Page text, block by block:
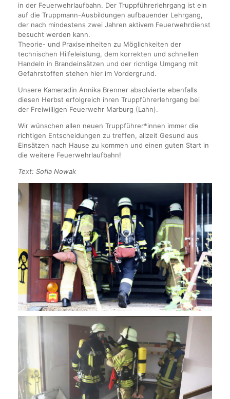
in der Feuerwehrlaufbahn. Der Truppführerlehrgang ist ein
auf die Truppmann-Ausbildungen aufbauender Lehrgang,
der nach mindestens zwei Jahren aktivem Feuerwehrdienst
besucht werden kann.
Theorie- und Praxiseinheiten zu Möglichkeiten der
technischen Hilfeleistung, dem korrekten und schnellen
Handeln in Brandeinsätzen und der richtige Umgang mit
Gefahrstoffen stehen hier im Vordergrund.
Unsere Kameradin Annika Brenner absolvierte ebenfalls
diesen Herbst erfolgreich ihren Truppführerlehrgang bei
der Freiwilligen Feuerwehr Marburg (Lahn).
Wir wünschen allen neuen Truppführer*innen immer die
richtigen Entscheidungen zu treffen, allzeit Gesund aus
Einsätzen nach Hause zu kommen und einen guten Start in
die weitere Feuerwehrlaufbahn!
Text: Sofia Nowak